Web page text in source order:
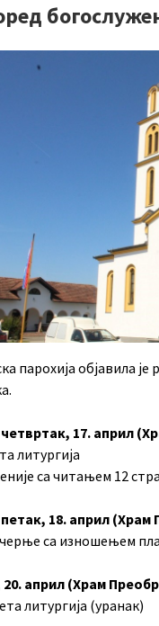
парохија објавила
17. април
литургија
са читањем 12
18. април
са изношењем
20. април (Храм
литургија (уранак)